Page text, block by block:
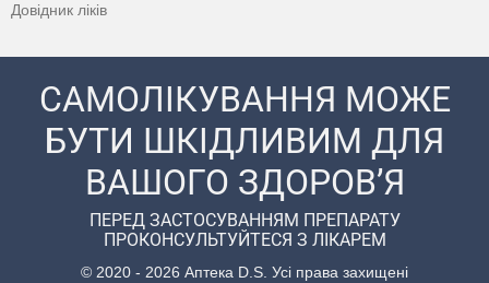
Довідник ліків
САМОЛІКУВАННЯ МОЖЕ
БУТИ ШКІДЛИВИМ ДЛЯ
ВАШОГО ЗДОРОВ’Я
ПЕРЕД ЗАСТОСУВАННЯМ ПРЕПАРАТУ
ПРОКОНСУЛЬТУЙТЕСЯ З ЛІКАРЕМ
© 2020 - 2026 Аптека D.S. Усі права захищені